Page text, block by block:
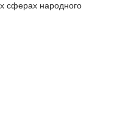
сферах народного